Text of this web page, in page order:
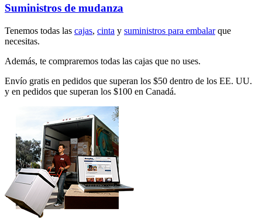
Suministros de mudanza
Tenemos todas las cajas, cinta y suministros para embalarque
necesitas.
Además, te compraremos todas las cajas que no uses.
Envío gratis en pedidos que superan los $50 dentro de los EE. UU.
y en pedidos que superan los $100 en Canadá.